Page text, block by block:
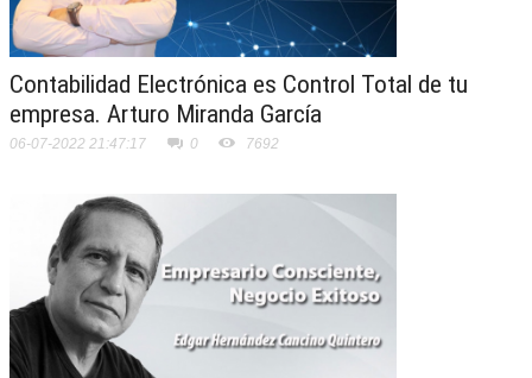
Contabilidad Electrónica es Control Total de tu
empresa. Arturo Miranda García
06-07-2022 21:47:17 0 7692